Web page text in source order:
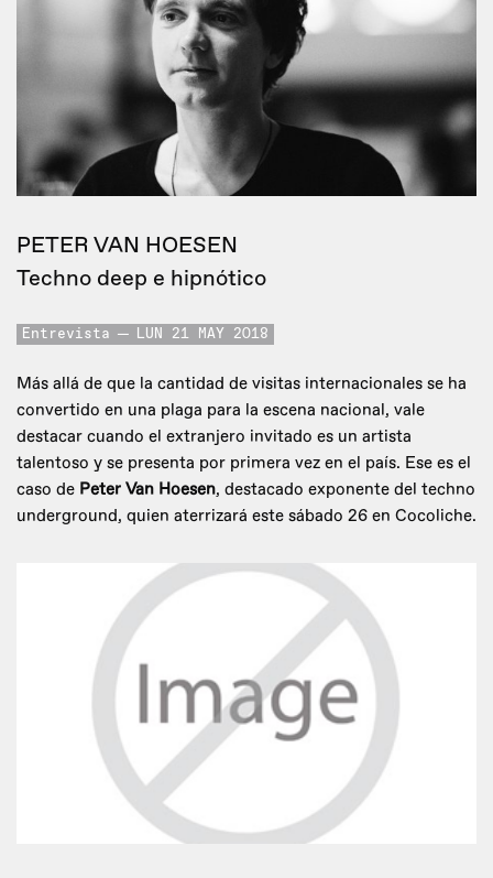
PETER VAN HOESEN
Techno deep e hipnótico
Entrevista LUN 21 MAY 2018
Más allá de que la cantidad de visitas internacionales se ha
convertido en una plaga para la escena nacional, vale
destacar cuando el extranjero invitado es un artista
talentoso y se presenta por primera vez en el país. Ese es el
caso de Peter Van Hoesen, destacado exponente del techno
underground, quien aterrizará este sábado 26 en Cocoliche.